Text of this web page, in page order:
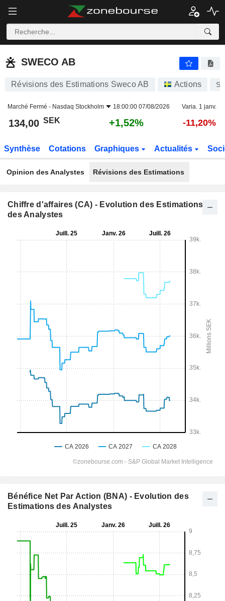
SWECO AB
SWECO AB
Révisions des Estimations Sweco AB Actions
Marché Fermé - Nasdaq Stockholm 18:00:00 07/08/2026 Varia. 1 janv.
134,00 SEK +1,52% -11,20%
Synthèse Cotations Graphiques Actualités
Opinion des Analystes Révisions des Estimations
Chiffre d'affaires (CA) - Evolution des Estimations
des Analystes
Bénéfice Net Par Action (BNA) - Evolution des
Estimations des Analystes